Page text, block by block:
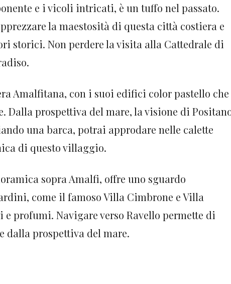
e i vicoli intricati, è un tuffo nel passato.
la maestosità di questa città costiera e
storici. Non perdere la visita alla Cattedrale di
Amalfitana, con i suoi edifici color pastello che
Dalla prospettiva del mare, la visione di
una barca, potrai approdare nelle calette
di questo villaggio.
sopra Amalfi, offre uno sguardo
come il famoso Villa Cimbrone e Villa
profumi. Navigare verso Ravello permette di
dalla prospettiva del mare.